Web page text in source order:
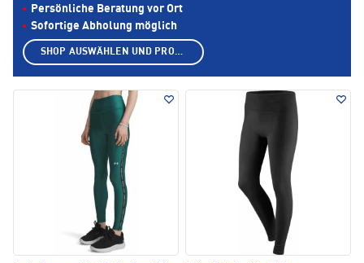
Persönliche Beratung vor Ort
Sofortige Abholung möglich
SHOP AUSWÄHLEN UND PRODUKTE ANZEIGEN